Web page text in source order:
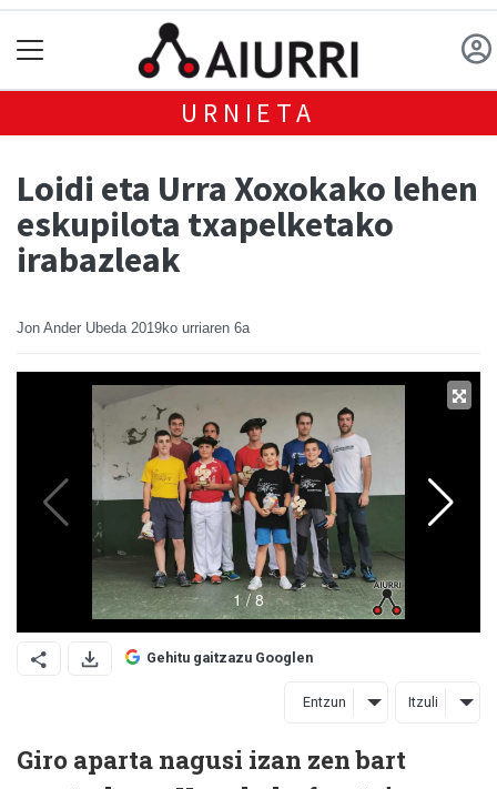
URNIETA
Loidi eta Urra Xoxokako lehen
eskupilota txapelketako
irabazleak
Jon Ander Ubeda 2019ko urriaren 6a
Gehitu gaitzazu Googlen
Entzun Itzuli
Giro aparta nagusi izan zen bart